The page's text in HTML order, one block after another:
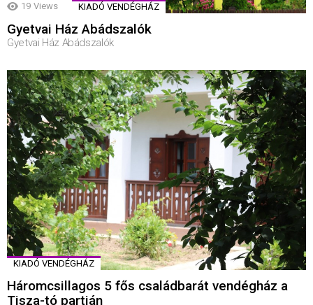
19 Views KIADÓ VENDÉGHÁZ
Gyetvai Ház Abádszalók
Gyetvai Ház Abádszalók
KIADÓ VENDÉGHÁZ
Háromcsillagos 5 fős családbarát vendégház a
Tisza-tó partján